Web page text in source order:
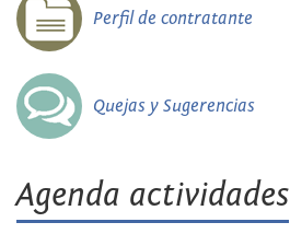
Perfil de contratante
Quejas y Sugerencias
Agenda actividades